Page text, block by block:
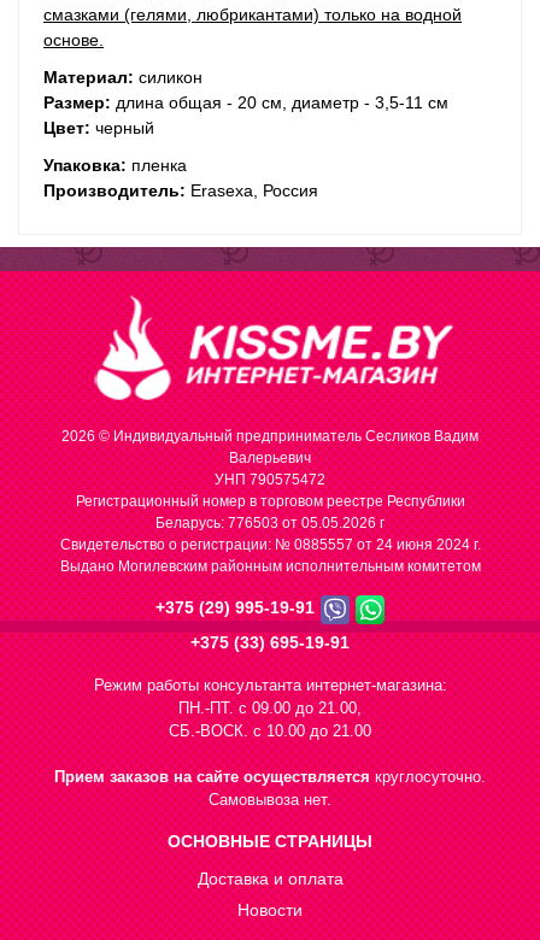
смазками (гелями, любрикантами) только на водной
основе.
Материал: силикон
Размер: длина общая - 20 см, диаметр - 3,5-11 см
Цвет: черный
Упаковка: пленка
Производитель: Erasexa, Россия
2026 © Индивидуальный предприниматель Сесликов Вадим
Валерьевич
УНП 790575472
Регистрационный номер в торговом реестре Республики
Беларусь: 776503 от 05.05.2026 г
Cвидетельство о регистрации: № 0885557 от 24 июня 2024 г.
Выдано Могилевским районным исполнительным комитетом
+375 (29) 995-19-91
+375 (33) 695-19-91
Режим работы консультанта интернет-магазина:
ПН.-ПТ. с 09.00 до 21.00,
СБ.-ВОСК. с 10.00 до 21.00
Прием заказов на сайте осуществляетсякруглосуточно.
Самовывоза нет.
ОСНОВНЫЕ СТРАНИЦЫ
Доставка и оплата
Новости